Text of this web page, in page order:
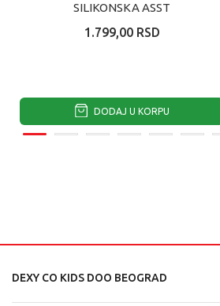
SILIKONSKA ASST
1.799,00 RSD
DODAJ U KORPU
DEXY CO KIDS DOO BEOGRAD